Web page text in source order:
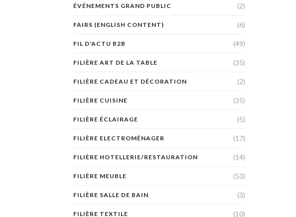
ÉVÉNEMENTS GRAND PUBLIC (2)
FAIRS (ENGLISH CONTENT) (6)
FIL D'ACTU B2B (49)
FILIÈRE ART DE LA TABLE (35)
FILIÈRE CADEAU ET DÉCORATION (2)
FILIÈRE CUISINE (35)
FILIÈRE ÉCLAIRAGE (5)
FILIÈRE ELECTROMÉNAGER (17)
FILIÈRE HOTELLERIE/RESTAURATION (14)
FILIÈRE MEUBLE (53)
FILIÈRE SALLE DE BAIN (3)
FILIÈRE TEXTILE (10)